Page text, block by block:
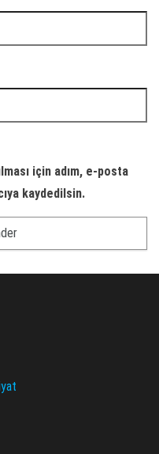
için adım, e-posta
kaydedilsin.